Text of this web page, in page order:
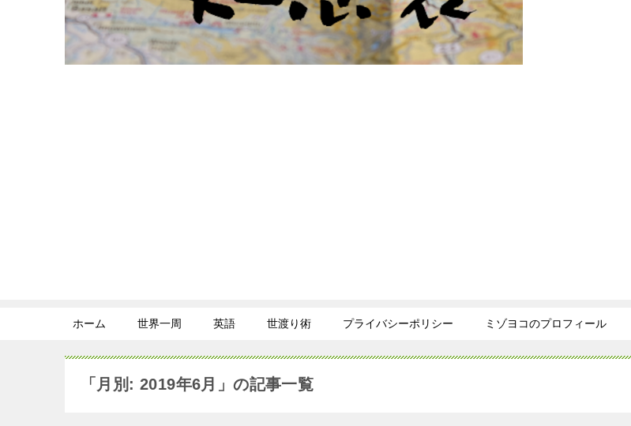
ホーム 世界一周 英語 世渡り術 プライバシーポリシー ミゾヨコのプロフィール
「月別: 2019年6月」の記事一覧